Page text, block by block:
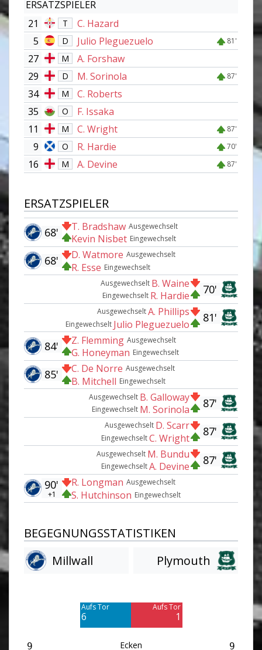
ERSATZSPIELER
21
T
C. Hazard
5
D Julio Pleguezuelo 81'
27 M
A. Forshaw
29
D M. Sorinola 87'
34 M
C. Roberts
35
O
F. Issaka
11
M C. Wright 87'
9 O R. Hardie 70'
16 M A. Devine 87'
ERSATZSPIELER
Ausgewechselt
T. Bradshaw
Eingewechselt
Kevin Nisbet
68'
Ausgewechselt
D. Watmore
Eingewechselt
R. Esse
68'
70'
Ausgewechselt B. Waine
Eingewechselt R. Hardie
81'
AusgewechseltA. Phillips
Eingewechselt Julio Pleguezuelo
Ausgewechselt
Z. Flemming
Eingewechselt
G. Honeyman
84'
Ausgewechselt
C. De Norre
Eingewechselt
B. Mitchell
85'
87'
Ausgewechselt B. Galloway
Eingewechselt M. Sorinola
87'
Ausgewechselt D. Scarr
EingewechseltC. Wright
87'
Ausgewechselt M. Bundu
EingewechseltA. Devine
Ausgewechselt
R. Longman
Eingewechselt
S. Hutchinson
90'
+1
BEGEGNUNGSSTATISTIKEN
Millwall
Plymouth
Aufs Tor
6
Aufs Tor
1
9 Ecken 9